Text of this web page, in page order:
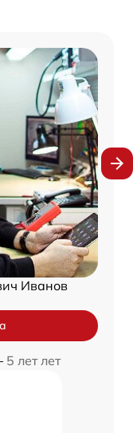
Иванов
5 лет лет